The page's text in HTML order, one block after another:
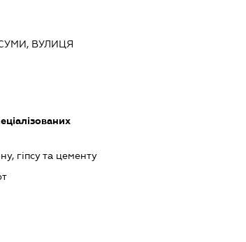
ВУЛИЦЯ
гіпсу та цементу